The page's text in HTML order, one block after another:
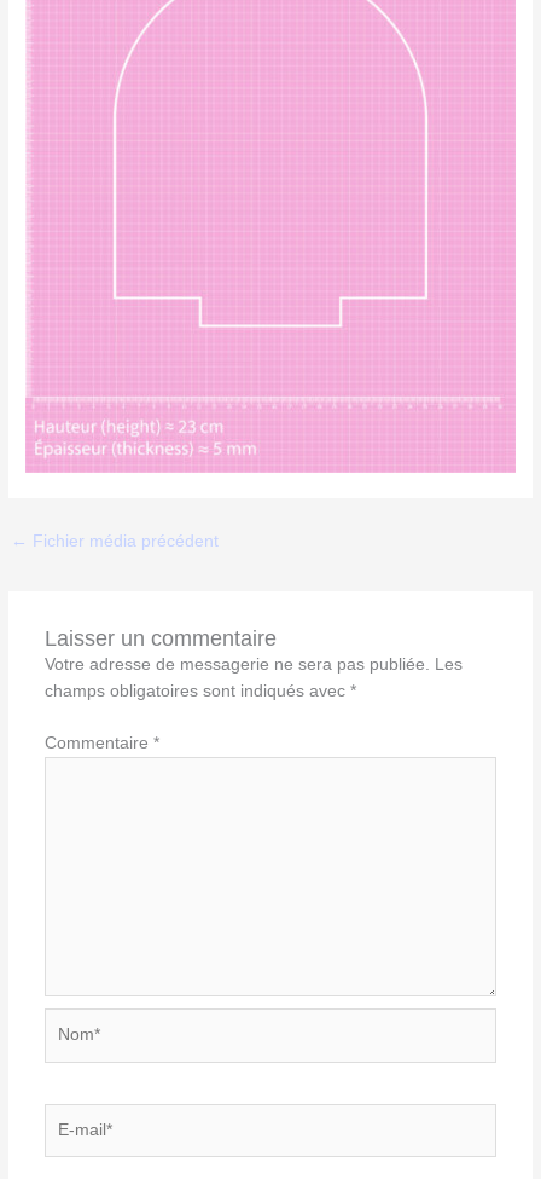
← Fichier média précédent
Laisser un commentaire
Votre adresse de messagerie ne sera pas publiée. Les
champs obligatoires sont indiqués avec *
Commentaire *
mail*